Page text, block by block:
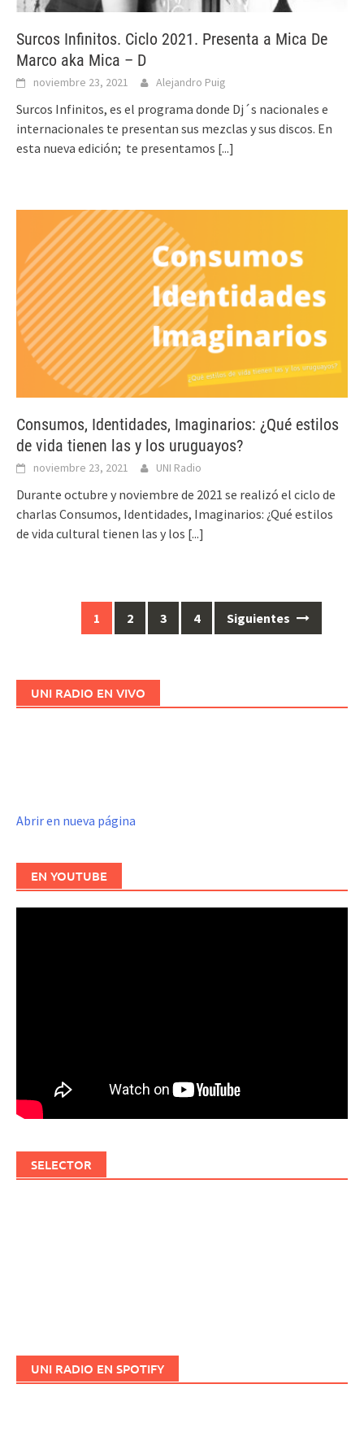
Surcos Infinitos. Ciclo 2021. Presenta a Mica De
Marco aka Mica – D
noviembre 23, 2021 Alejandro Puig
Surcos Infinitos, es el programa donde Dj´s nacionales e
internacionales te presentan sus mezclas y sus discos. En
esta nueva edición; te presentamos [...]
Consumos, Identidades, Imaginarios: ¿Qué estilos
de vida tienen las y los uruguayos?
noviembre 23, 2021 UNI Radio
Durante octubre y noviembre de 2021 se realizó el ciclo de
charlas Consumos, Identidades, Imaginarios: ¿Qué estilos
de vida cultural tienen las y los [...]
entradas
1 2 3 4 Siguientes
UNI RADIO EN VIVO
Abrir en nueva página
EN YOUTUBE
SELECTOR
UNI RADIO EN SPOTIFY